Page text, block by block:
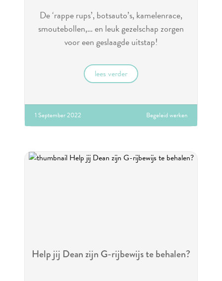
De ‘rappe rups’, botsauto’s, kamelenrace,
smoutebollen,… en leuk gezelschap zorgen
voor een geslaagde uitstap!
lees verder
1 September 2022 Begeleid werken
Help jij Dean zijn G-rijbewijs te behalen?